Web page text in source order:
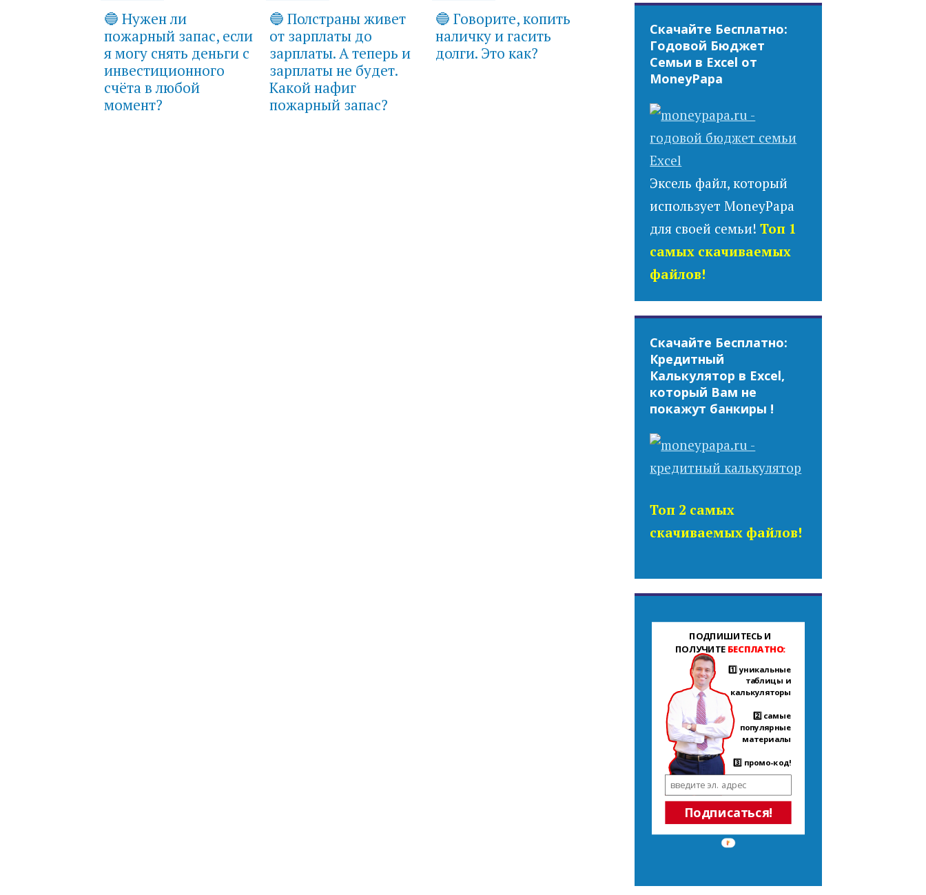
🔵 Нужен ли
пожарный запас, если
я могу снять деньги с
инвестиционного
счёта в любой
момент?
🔵 Полстраны живет
от зарплаты до
зарплаты. А теперь и
зарплаты не будет.
Какой нафиг
пожарный запас?
🔵 Говорите, копить
наличку и гасить
долги. Это как?
Скачайте Бесплатно:
Годовой Бюджет
Семьи в Excel от
MoneyPapa
Эксель файл, который
использует MoneyPapa
для своей семьи!Топ 1
самых скачиваемых
файлов!
Скачайте Бесплатно:
Кредитный
Калькулятор в Excel,
который Вам не
покажут банкиры !
Топ 2 самых
скачиваемых файлов!
Подписаться!
ПОДПИШИТЕСЬ И
ПОЛУЧИТЕ БЕСПЛАТНО:
1️⃣ уникальные
таблицы и
калькуляторы
2️⃣ самые
популярные
материалы
3️⃣ промо-код!